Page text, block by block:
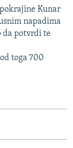
Kunar
napadima
da potvrdi te
toga 700